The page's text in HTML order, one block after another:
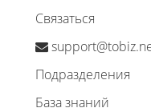
Связаться
Подразделения
База знаний